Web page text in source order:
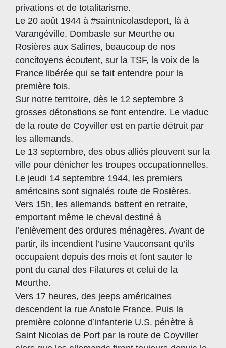
privations et de totalitarisme.
Le 20 août 1944 à #saintnicolasdeport, là à
Varangéville, Dombasle sur Meurthe ou
Rosières aux Salines, beaucoup de nos
concitoyens écoutent, sur la TSF, la voix de la
France libérée qui se fait entendre pour la
première fois.
Sur notre territoire, dès le 12 septembre 3
grosses détonations se font entendre. Le viaduc
de la route de Coyviller est en partie détruit par
les allemands.
Le 13 septembre, des obus alliés pleuvent sur la
ville pour dénicher les troupes occupationnelles.
Le jeudi 14 septembre 1944, les premiers
américains sont signalés route de Rosières.
Vers 15h, les allemands battent en retraite,
emportant même le cheval destiné à
l’enlèvement des ordures ménagères. Avant de
partir, ils incendient l’usine Vauconsant qu’ils
occupaient depuis des mois et font sauter le
pont du canal des Filatures et celui de la
Meurthe.
Vers 17 heures, des jeeps américaines
descendent la rue Anatole France. Puis la
première colonne d’infanterie U.S. pénètre à
Saint Nicolas de Port par la route de Coyviller